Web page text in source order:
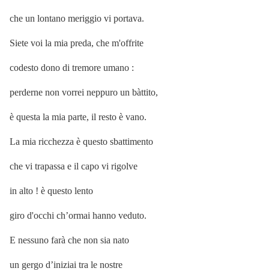
che un lontano meriggio vi portava.
Siete voi la mia preda, che m'offrite
codesto dono di tremore umano :
perderne non vorrei neppuro un bàttito,
è questa la mia parte, il resto è vano.
La mia ricchezza è questo sbattimento
che vi trapassa e il capo vi rigolve
in alto ! è questo lento
giro d'occhi ch’ormai hanno veduto.
E nessuno farà che non sia nato
un gergo d’iniziai tra le nostre